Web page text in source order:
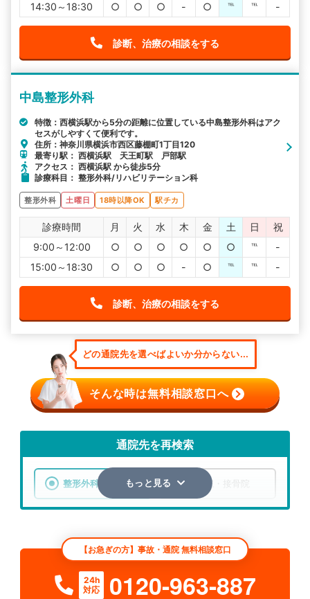
14:30～18:30
○ ○ ○ - ○ ℡ ℡ -
診断、治療の相談をする
中島整形外科
特徴：西横浜駅から5分の距離に位置している中島整形外科はアク
セスがしやすくて便利です。
住所：神奈川県横浜市西区藤棚町1丁目120
最寄り駅： 西横浜駅 天王町駅 戸部駅
アクセス： 西横浜駅 から徒歩5分
診療科目： 整形外科/リハビリテーション科
整形外科 土曜日 18時以降OK 駅チカ
診療時間 月 火 水 木 金 土 日
祝
9:00～12:00
○ ○ ○ ○ ○ ○ ℡
-
15:00～18:30
○ ○ ○ - ○ ℡ ℡ -
診断、治療の相談をする
どの通院先を選べばよいか分からない...
そんな時は無料相談窓口へ
通院先を再検索
整形外科 整骨院・接骨院
検索する
詳細条件で絞り込む
もっと見る
【お急ぎの方】事故・通院 無料相談窓口
24h
対応
0120-963-887